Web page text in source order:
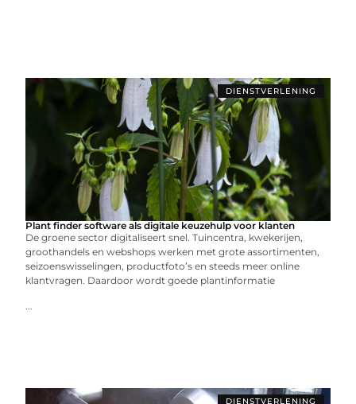
DIENSTVERLENING
Plant finder software als digitale keuzehulp voor klanten
De groene sector digitaliseert snel. Tuincentra, kwekerijen,
groothandels en webshops werken met grote assortimenten,
seizoenswisselingen, productfoto’s en steeds meer online
klantvragen. Daardoor wordt goede plantinformatie
...
DIENSTVERLENING